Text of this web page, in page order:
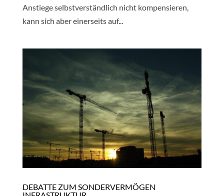
Anstiege selbstverständlich nicht kompensieren,
kann sich aber einerseits auf...
DEBATTE ZUM SONDERVERMÖGEN